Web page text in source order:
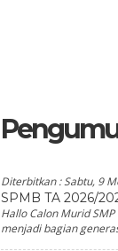
Diterbitkan :Sabtu, 9
SPMB TA 2026/
Hallo Calon Murid
menjadi bagian